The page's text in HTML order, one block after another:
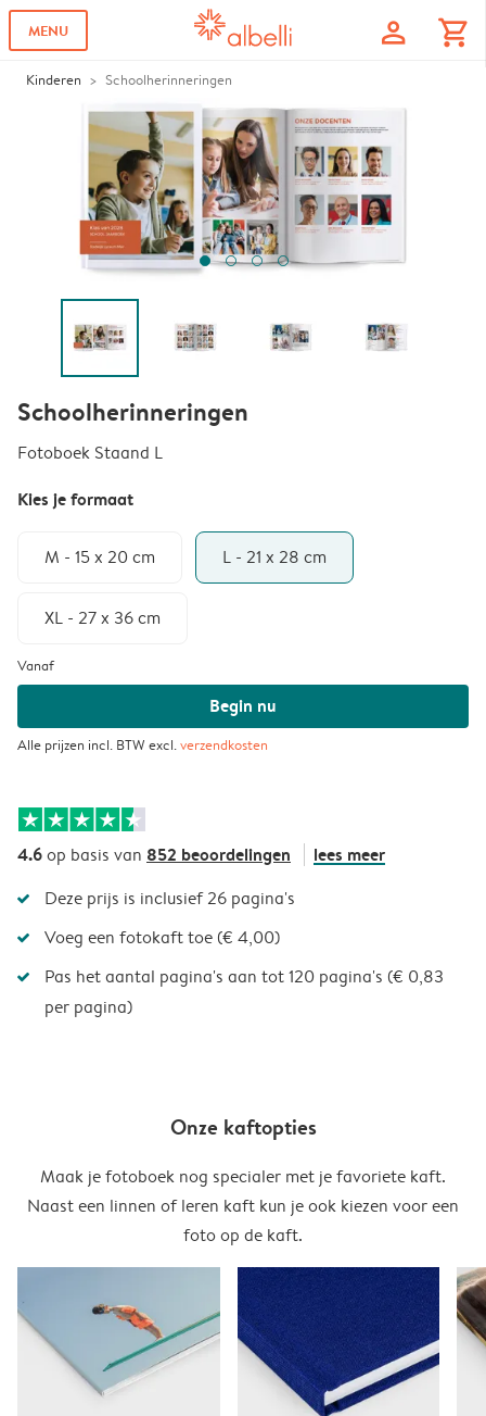
MENU profile shopping_cart
Kinderen Schoolherinneringen
Schoolherinneringen
Fotoboek Staand L
Kies je formaat
M - 15 x 20 cm L - 21 x 28 cm
XL - 27 x 36 cm
Vanaf
Begin nu
Alle prijzen incl. BTW excl.verzendkosten
4.6op basis van 852 beoordelingen lees meer
Deze prijs is inclusief 26 pagina's
Voeg een fotokaft toe (€ 4,00)
Pas het aantal pagina's aan tot 120 pagina's (€ 0,83
per pagina)
Onze kaftopties
Maak je fotoboek nog specialer met je favoriete kaft.
Naast een linnen of leren kaft kun je ook kiezen voor een
foto op de kaft.